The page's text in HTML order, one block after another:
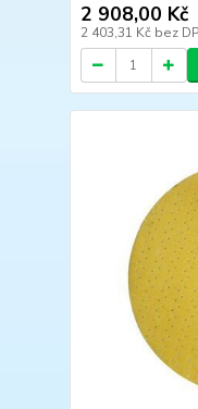
2 908,00 Kč
2 403,31 Kč bez